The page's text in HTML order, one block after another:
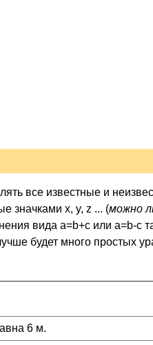
все известные и
значками x, y, z ... (можно
вида a=b+c или a=b-c
будет много простых
6 м.